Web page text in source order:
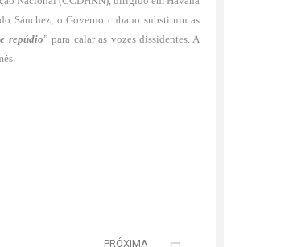
Sánchez, o Governo cubano substituiu as
repúdio” para calar as vozes dissidentes. A
PRÓXIMA